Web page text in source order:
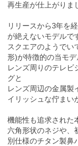
再生産が仕上がりま
リリースから3年を
が絶えないモデルで
スクエアのようでい
形)が特徴的の当モデ
レンズ周りのテレビ
グと
レンズ周辺の金属製
イリッシュな佇まい
機能性も追求された
六角形状のネジや、
別仕様のチタン製鼻